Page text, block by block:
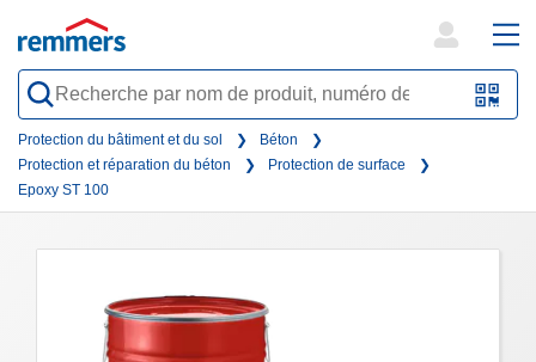
QR-
search
form
Protection du bâtiment et du sol
Béton
Protection et réparation du béton
Protection de surface
Epoxy ST 100